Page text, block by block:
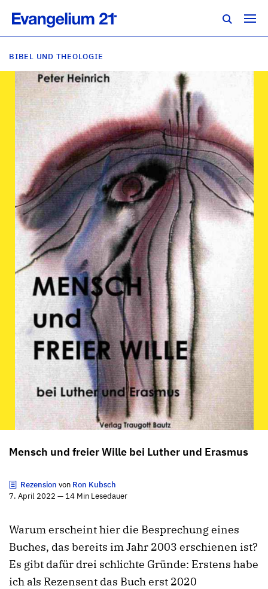
BIBEL UND THEOLOGIE
Mensch und freier Wille bei Luther und Erasmus
Rezension von Ron Kubsch
7. April 2022 — 14 Min Lesedauer
Warum erscheint hier die Besprechung eines
Buches, das bereits im Jahr 2003 erschienen ist?
Es gibt dafür drei schlichte Gründe: Erstens habe
ich als Rezensent das Buch erst 2020